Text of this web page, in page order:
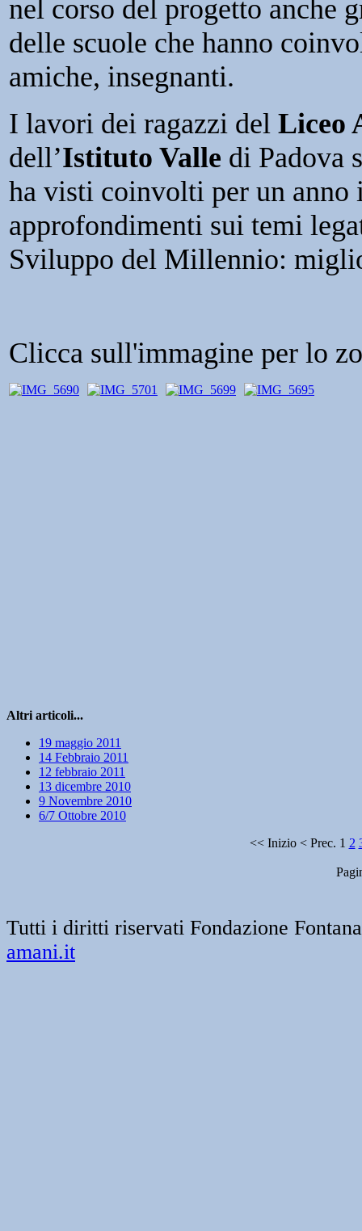
nel corso del progetto anche
delle scuole che hanno
amiche, insegnanti.
I lavori dei ragazzi del Liceo
dell’Istituto Valle di Padova
ha visti coinvolti per un anno
approfondimenti sui temi
Sviluppo del Millennio:
Clicca sull'immagine per lo
Altri articoli...
19 maggio 2011
14 Febbraio 2011
12 febbraio 2011
13 dicembre 2010
9 Novembre 2010
6/7 Ottobre 2010
<< Inizio< Prec. 1 2
Tutti i diritti riservati Fondazione
amani.it